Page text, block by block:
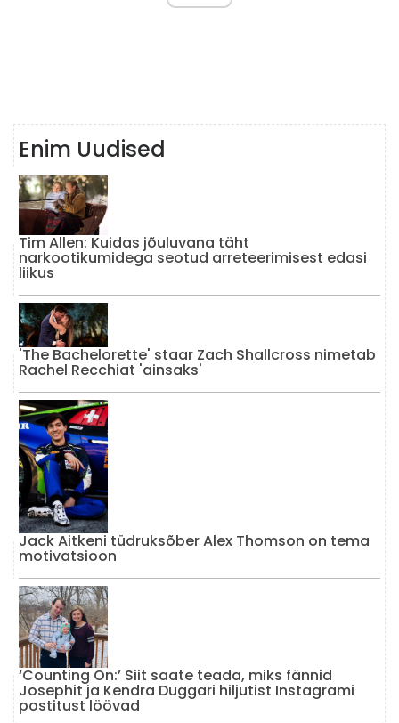
Enim Uudised
Tim Allen: Kuidas jõuluvana täht
narkootikumidega seotud arreteerimisest edasi
liikus
'The Bachelorette' staar Zach Shallcross nimetab
Rachel Recchiat 'ainsaks'
Jack Aitkeni tüdruksõber Alex Thomson on tema
motivatsioon
‘Counting On:’ Siit saate teada, miks fännid
Josephit ja Kendra Duggari hiljutist Instagrami
postitust löövad